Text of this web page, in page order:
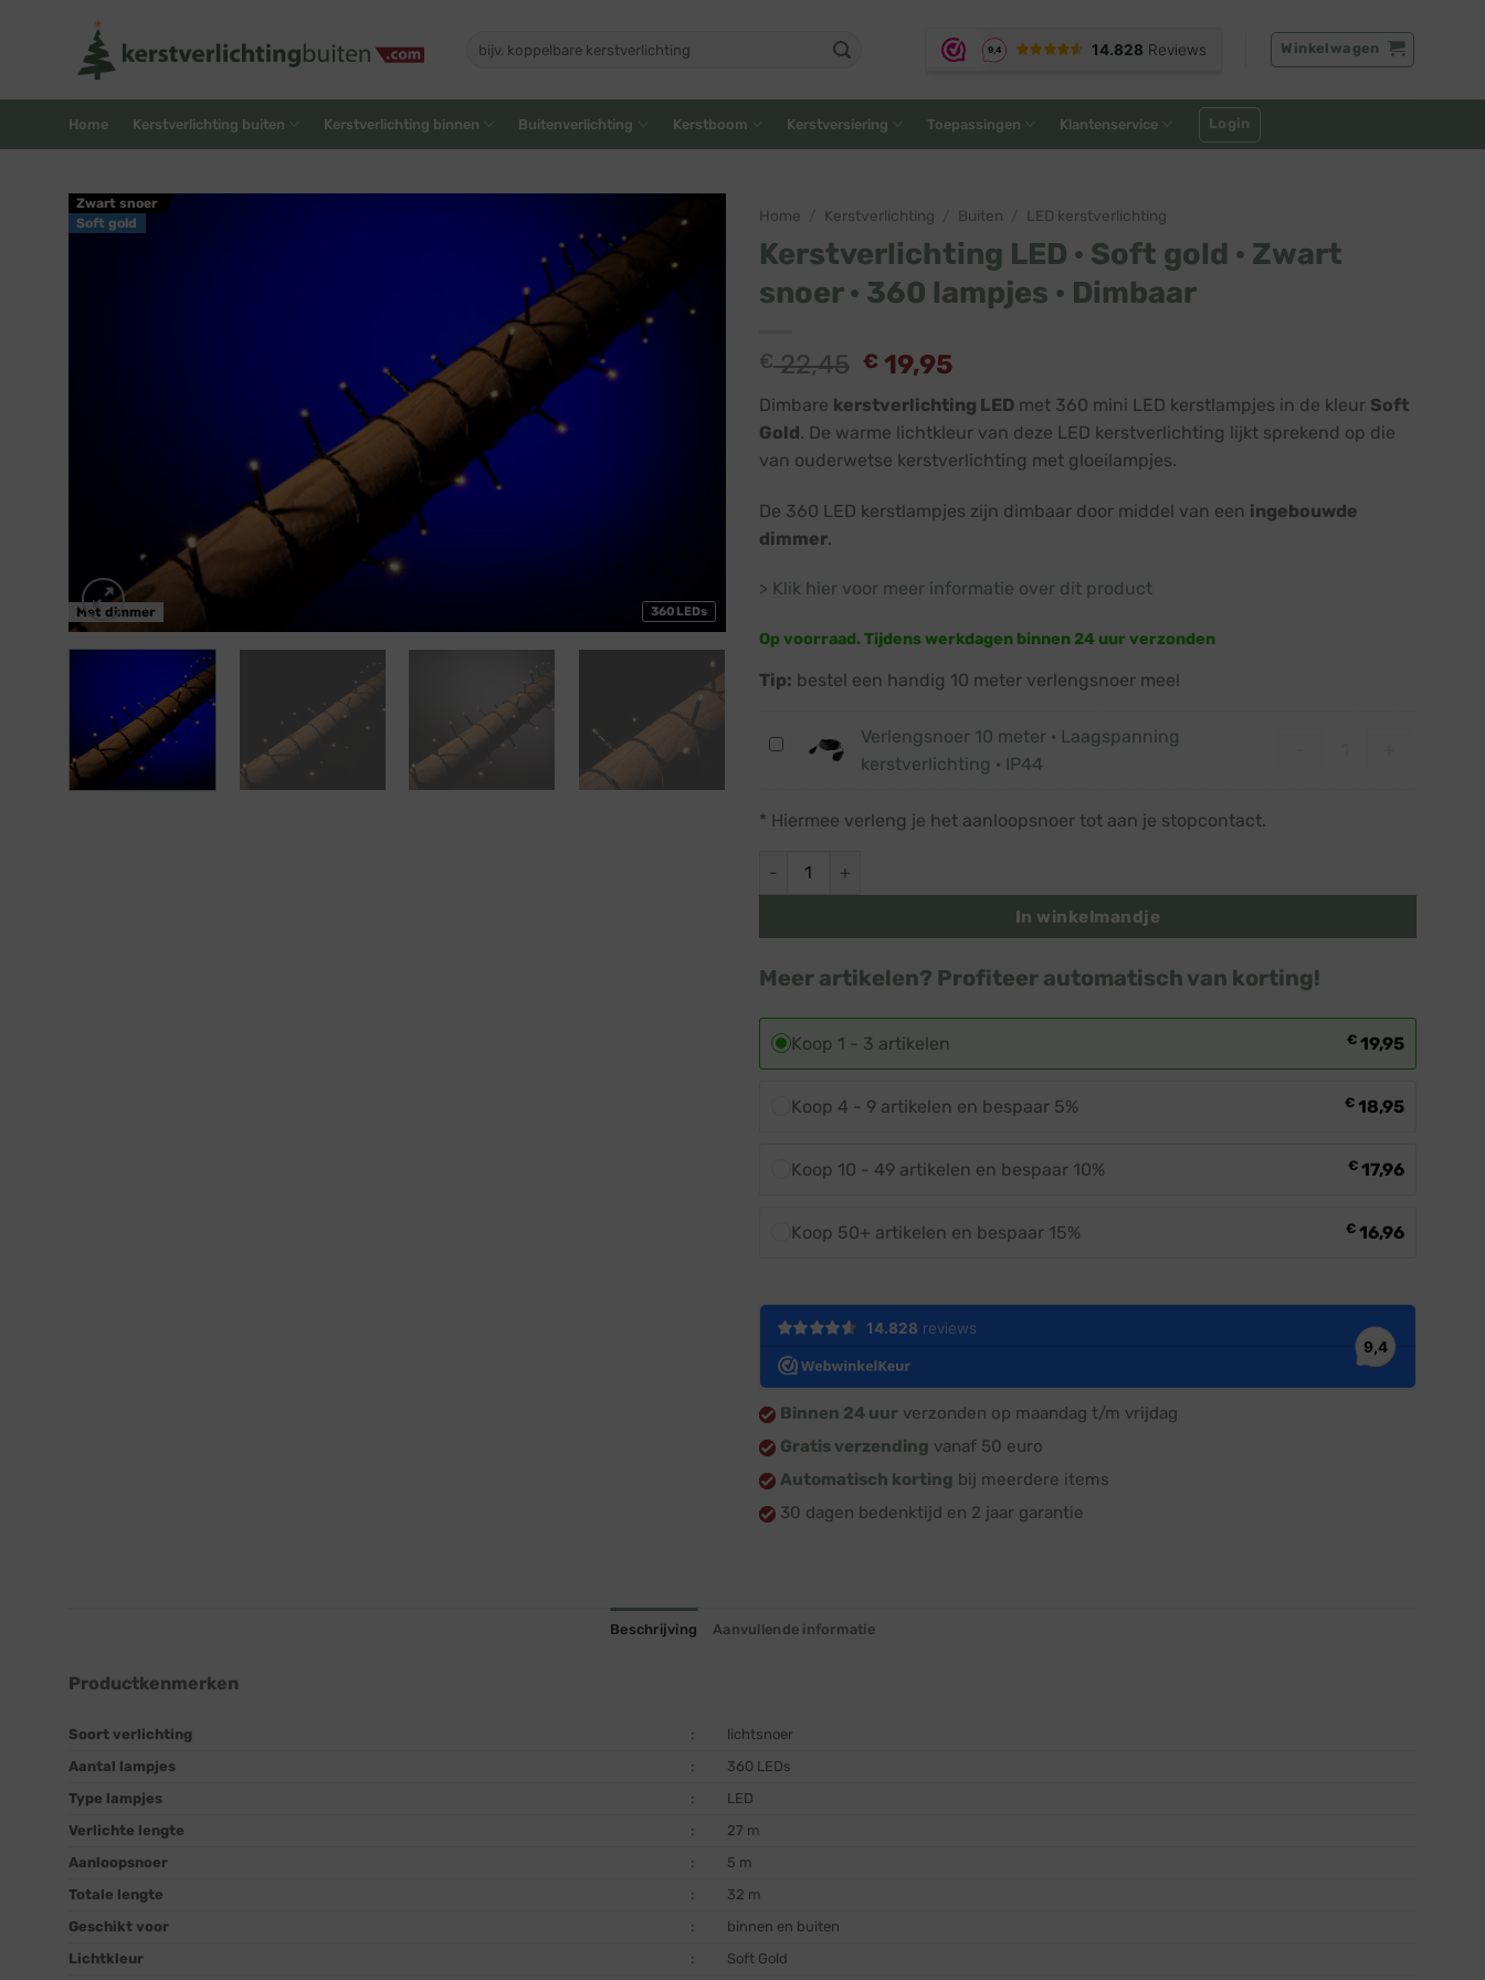
naar:
Winkelwagen
Home Kerstverlichting buiten Kerstverlichting binnen Buitenverlichting Kerstboom Kerstversiering Toepassingen Klantenservice Login
360 LEDs
Zwart snoer
Soft gold
Met dimmer
Home Kerstverlichting Buiten LED kerstverlichting
Kerstverlichting LED · Soft gold · Zwart
snoer · 360 lampjes · Dimbaar
€22,45 € 19,95
Dimbare kerstverlichting LED met 360 mini LED kerstlampjes in de kleur Soft
Gold. De warme lichtkleur van deze LED kerstverlichting lijkt sprekend op die
van ouderwetse kerstverlichting met gloeilampjes.
De 360 LED kerstlampjes zijn dimbaar door middel van een ingebouwde
dimmer.
> Klik hier voor meer informatie over dit product
Op voorraad. Tijdens werkdagen binnen 24 uur verzonden
Tip: bestel een handig 10 meter verlengsnoer mee!
Verlengsnoer
·
kerstverlichting
·
Verlengsnoer 10 meter · Laagspanning
kerstverlichting · IP44
* Hiermee verleng je het aanloopsnoer tot aan je stopcontact.
Kerstverlichting LED · Soft gold · Zwart snoer · 360 lampjes · Dimbaar aantal
In winkelmandje
Meer artikelen? Profiteer automatisch van korting!
Koop 1 - 3 artikelen € 19,95
Koop 4 - 9 artikelen en bespaar 5% € 18,95
Koop 10 - 49 artikelen en bespaar 10% € 17,96
Koop 50+ artikelen en bespaar 15% € 16,96
Binnen 24 uur verzonden op maandag t/m vrijdag
Gratis verzending vanaf 50 euro
Automatisch korting bij meerdere items
30 dagen bedenktijd en 2 jaar garantie
Beschrijving Aanvullende informatie
Productkenmerken
Soort verlichting :
lichtsnoer
Aantal lampjes
:
360 LEDs
Type lampjes
:
LED
Verlichte lengte
:
27 m
Aanloopsnoer
:
5 m
Totale lengte
:
32 m
Geschikt voor
:
binnen en buiten
Lichtkleur
:
Soft Gold